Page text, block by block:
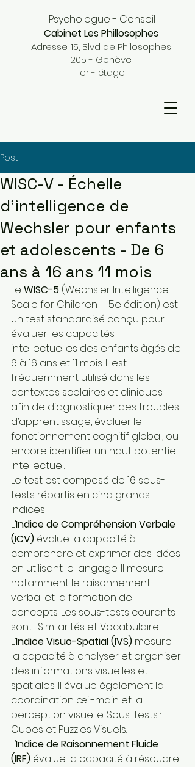
Psychologue - Conseil
Cabinet Les Phillosophes
Adresse: 15, Blvd de Philosophes
1205 - Genève
1er - étage
Post
WISC-V - Échelle
d'intelligence de
Wechsler pour enfants
et adolescents - De 6
ans à 16 ans 11 mois
Le WISC-5 (Wechsler Intelligence
Scale for Children – 5e édition) est
un test standardisé conçu pour
évaluer les capacités
intellectuelles des enfants âgés de
6 à 16 ans et 11 mois. Il est
fréquemment utilisé dans les
contextes scolaires et cliniques
afin de diagnostiquer des troubles
d’apprentissage, évaluer le
fonctionnement cognitif global, ou
encore identifier un haut potentiel
intellectuel.
Le test est composé de 16 sous-
tests répartis en cinq grands
indices :
L’Indice de Compréhension Verbale
(ICV) évalue la capacité à
comprendre et exprimer des idées
en utilisant le langage. Il mesure
notamment le raisonnement
verbal et la formation de
concepts. Les sous-tests courants
sont : Similarités et Vocabulaire.
L’Indice Visuo-Spatial (IVS) mesure
la capacité à analyser et organiser
des informations visuelles et
spatiales. Il évalue également la
coordination œil-main et la
perception visuelle. Sous-tests :
Cubes et Puzzles Visuels.
L’Indice de Raisonnement Fluide
(IRF) évalue la capacité à résoudre